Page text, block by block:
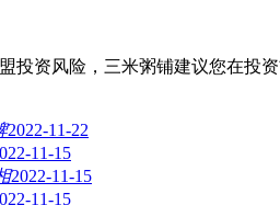
投资风险，三米粥铺建议您在投
2022-11-22
11-15
2022-11-15
11-15